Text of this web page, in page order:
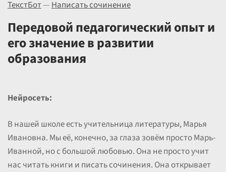
Выбрать режим
Цены
ТекстБот—Написать сочинение
Передовой педагогический опыт и
его значение в развитии
образования
Нейросеть:
В нашей школе есть учительница литературы, Марья
Ивановна. Мы её, конечно, за глаза зовём просто Марь-
Иванной, но с большой любовью. Она не просто учит
нас читать книги и писать сочинения. Она открывает